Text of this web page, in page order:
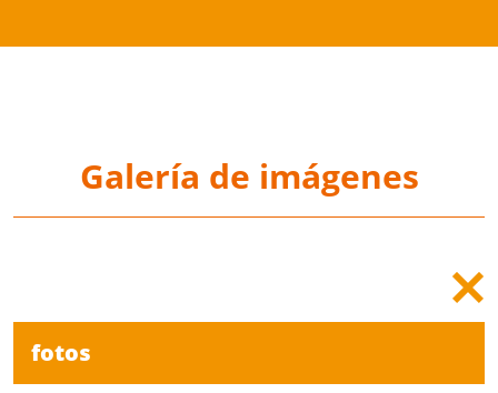
Galería de imágenes
fotos